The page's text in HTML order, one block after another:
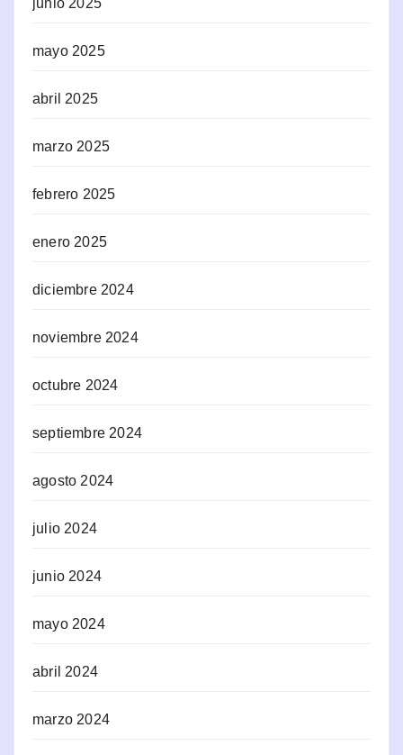
mayo 2025
abril 2025
marzo 2025
febrero 2025
enero 2025
diciembre 2024
noviembre 2024
octubre 2024
septiembre 2024
agosto 2024
julio 2024
junio 2024
mayo 2024
abril 2024
marzo 2024